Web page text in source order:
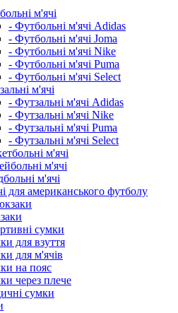
м'ячі
- Футбольні м'ячі Adidas
- Футбольні м'ячі Joma
- Футбольні м'ячі Nike
- Футбольні м'ячі Puma
- Футбольні м'ячі Select
м'ячі
- Футзальні м'ячі Adidas
- Футзальні м'ячі Nike
- Футзальні м'ячі Puma
- Футзальні м'ячі Select
м'ячі
м'ячі
м'ячі
для американського футболу
сумки
для взуття
для м'ячів
на пояс
через плече
сумки